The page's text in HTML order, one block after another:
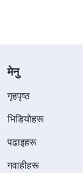
मेनु
गृहपृष्ठ
भिडियोहरू
पढाइहरू
गवाहीहरू